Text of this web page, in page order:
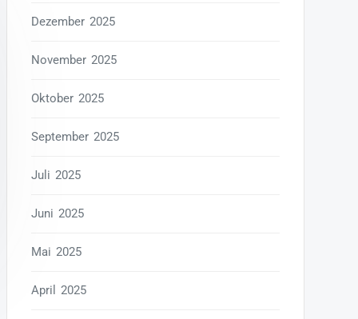
Dezember 2025
November 2025
Oktober 2025
September 2025
Juli 2025
Juni 2025
Mai 2025
April 2025